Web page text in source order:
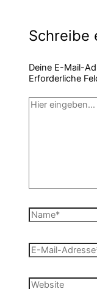
Schreibe
Deine E-Mail-
Erforderliche
Hier
eingeben…
Name*
E-
Mail-
Website